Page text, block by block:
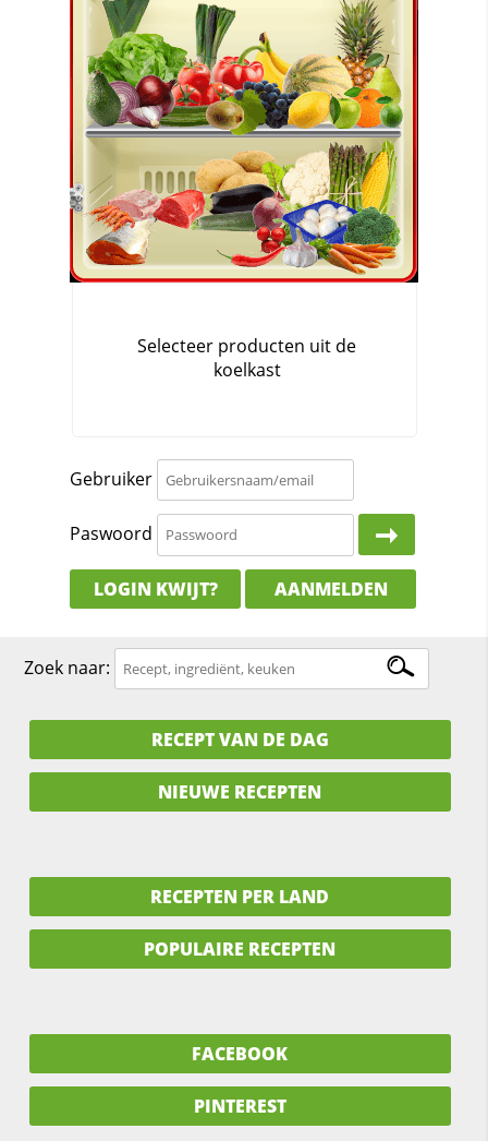
Gebruiker
Paswoord
LOGIN KWIJT? AANMELDEN
Zoek naar:
RECEPT VAN DE DAG
NIEUWE RECEPTEN
RECEPTEN PER LAND
POPULAIRE RECEPTEN
FACEBOOK
PINTEREST